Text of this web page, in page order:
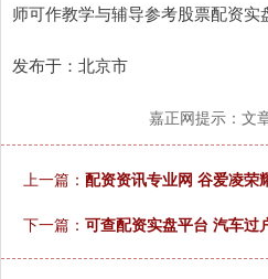
师可作教学与辅导参考股票配资实
发布于：北京市
嘉正网提示：文
上一篇： 配资资讯专业网 谷爱凌荣
下一篇： 可查配资实盘平台 汽车过